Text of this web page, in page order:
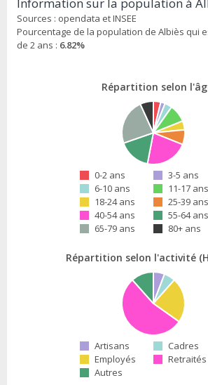
Information sur la population à
Sources : opendata et INSEE
Pourcentage de la population de Albiès qui
de 2 ans : 6.82%
Répartition selon
0-2 ans
3-5 ans
6-10 ans
11-17 ans
18-24 ans
25-39 ans
40-54 ans
55-64 ans
65-79 ans
80+ ans
Répartition selon l'activité
Artisans
Cadres
Employés
Retraités
Autres